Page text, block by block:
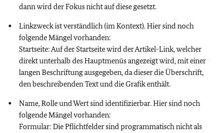
dann wird der Fokus nicht auf diese gesetzt.
Linkzweck ist verständlich (im Kontext). Hier sind noch
folgende Mängel vorhanden:
Startseite: Auf der Startseite wird der Artikel-Link, welcher
direkt unterhalb des Hauptmenüs angezeigt wird, mit einer
langen Beschriftung ausgegeben, da dieser die Überschrift,
den beschreibenden Text und die Grafik enthält.
Name, Rolle und Wert sind identifizierbar. Hier sind noch
folgende Mängel vorhanden:
Formular: Die Pflichtfelder sind programmatisch nicht als